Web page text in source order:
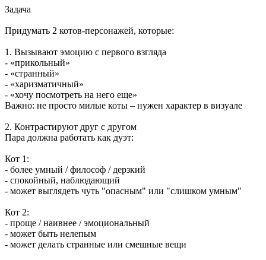
Задача
Придумать 2 котов-персонажей, которые:
1. Вызывают эмоцию с первого взгляда
- «прикольный»
- «странный»
- «харизматичный»
- «хочу посмотреть на него еще»
Важно: не просто милые коты – нужен характер в визуале
2. Контрастируют друг с другом
Пара должна работать как дуэт:
Кот 1:
- более умный / философ / дерзкий
- спокойный, наблюдающий
- может выглядеть чуть "опасным" или "слишком умным"
Кот 2:
- проще / наивнее / эмоциональный
- может быть нелепым
- может делать странные или смешные вещи